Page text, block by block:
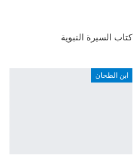
كتاب السيرة النبوية
ابن الطحان